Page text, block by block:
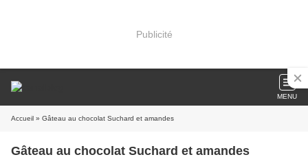
Publicité
MENU
Accueil » Gâteau au chocolat Suchard et amandes
Gâteau au chocolat Suchard et amandes